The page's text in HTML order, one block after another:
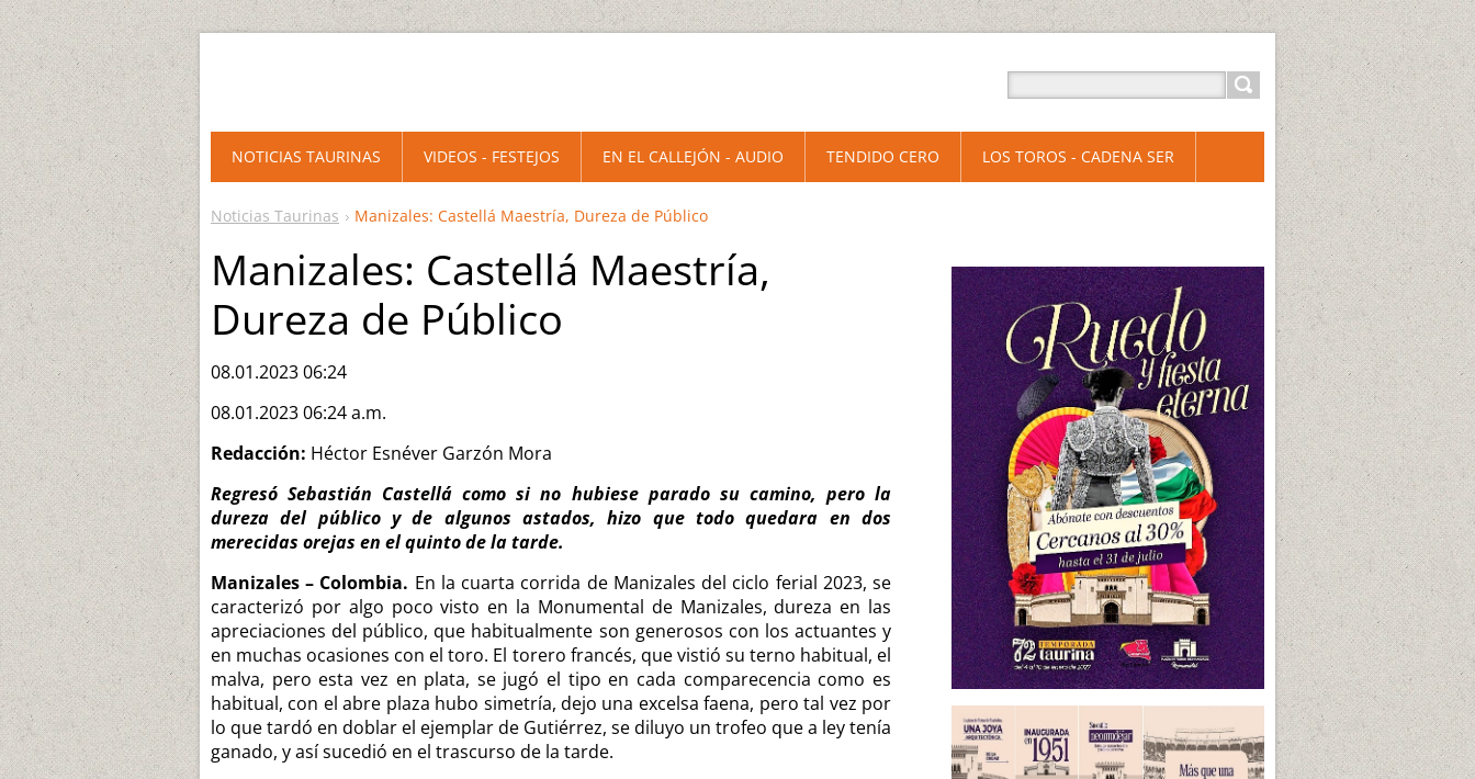
Noticias Taurinas Manizales: Castellá Maestría, Dureza de Público
Manizales: Castellá Maestría,
Dureza de Público
08.01.2023 06:24
08.01.2023 06:24 a.m.
Redacción: Héctor Esnéver Garzón Mora
Regresó Sebastián Castellá como si no hubiese parado su camino, pero la
dureza del público y de algunos astados, hizo que todo quedara en dos
merecidas orejas en el quinto de la tarde.
Manizales – Colombia. En la cuarta corrida de Manizales del ciclo ferial 2023, se
caracterizó por algo poco visto en la Monumental de Manizales, dureza en las
apreciaciones del público, que habitualmente son generosos con los actuantes y
en muchas ocasiones con el toro. El torero francés, que vistió su terno habitual, el
malva, pero esta vez en plata, se jugó el tipo en cada comparecencia como es
habitual, con el abre plaza hubo simetría, dejo una excelsa faena, pero tal vez por
lo que tardó en doblar el ejemplar de Gutiérrez, se diluyo un trofeo que a ley tenía
ganado, y así sucedió en el trascurso de la tarde.
NOTICIAS TAURINAS VIDEOS - FESTEJOS EN EL CALLEJÓN - AUDIO TENDIDO CERO LOS TOROS - CADENA SER